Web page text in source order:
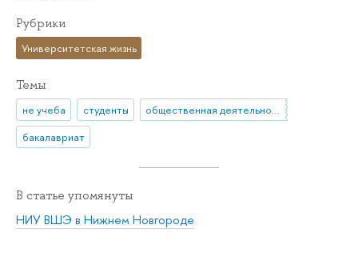
Рубрики
Университетская жизнь
Темы
не учеба студенты
общественная деятельность
бакалавриат
В статье упомянуты
НИУ ВШЭ в Нижнем Новгороде